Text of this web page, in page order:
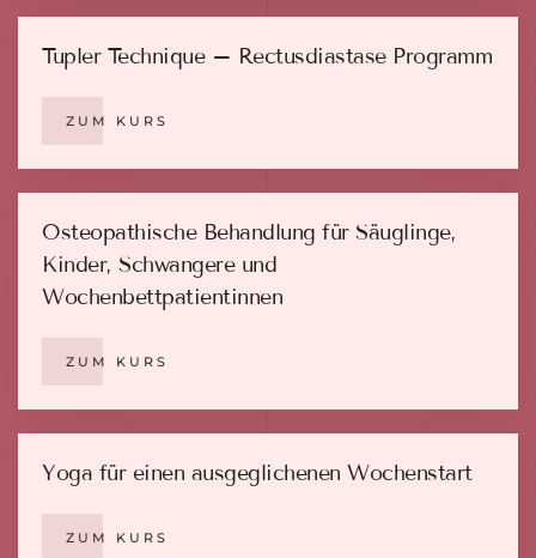
Tupler Technique – Rectusdiastase Programm
ZUM KURS
Osteopathische Behandlung für Säuglinge,
Kinder, Schwangere und
Wochenbettpatientinnen
ZUM KURS
Yoga für einen ausgeglichenen Wochenstart
ZUM KURS